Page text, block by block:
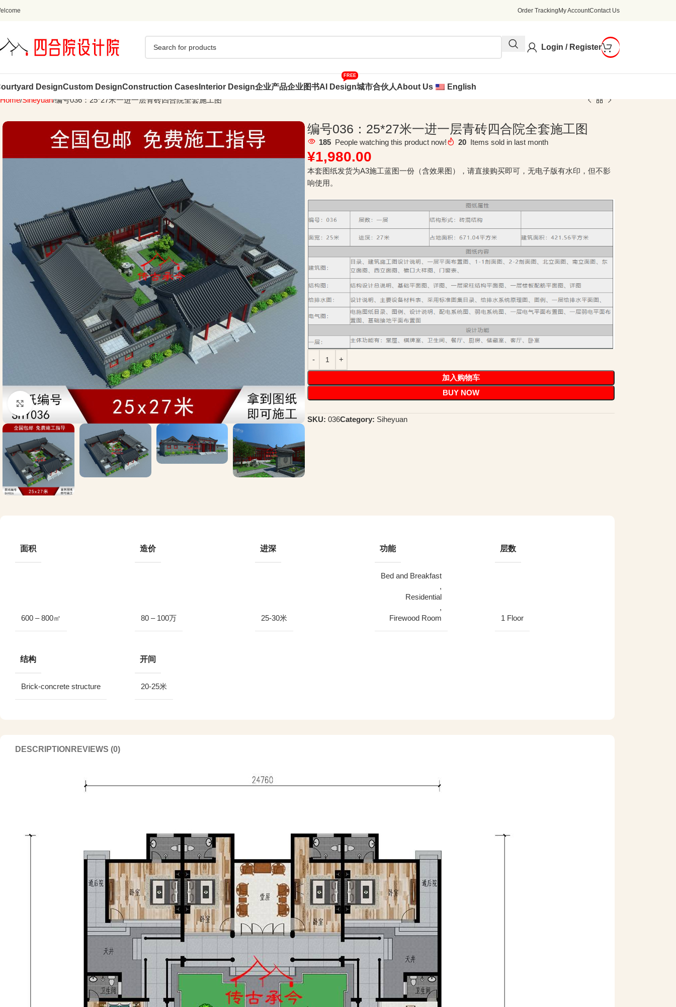
Order Tracking My AccountContact Us
Login / Register
DesignCustom DesignConstruction Cases Interior Design企业产品企业图书AI Design
FREE
城市合伙人About Us
English
Home Siheyuan 编号036：25*27米一进一层青砖四合院全套施工图
Click to enlarge
编号036：25*27米一进一层青砖四合院全套施工图
185 People watching this product now! 20 Items sold in last month
¥1,980.00
本套图纸发货为A3施工蓝图一份（含效果图），请直接购买即可，无电子版有水印，但不影
响使用。
加入购物车
BUY NOW
SKU: 036Category: Siheyuan
面积
600 – 800㎡
造价
80 – 100万
进深
25-30米
功能
Bed and Breakfast
,
Residential
,
Firewood Room
层数
1 Floor
结构
Brick-concrete structure
开间
20-25米
DESCRIPTION REVIEWS (0)